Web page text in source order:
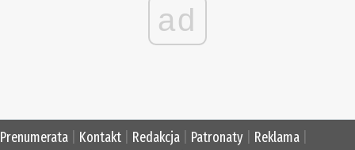
ad
Prenumerata Kontakt Redakcja Patronaty Reklama